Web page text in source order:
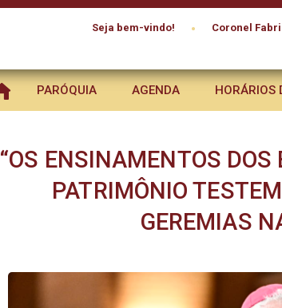
Seja bem-vindo! • Coronel
PARÓQUIA AGENDA HORÁRIOS
“OS ENSINAMENTOS DOS
PATRIMÔNIO
GEREMIAS